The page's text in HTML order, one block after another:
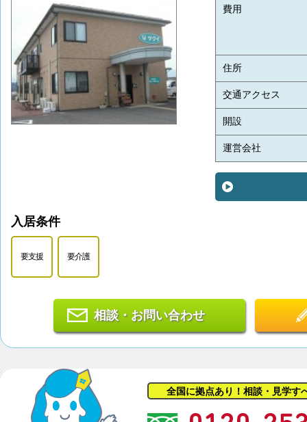
費用
住所
交通アクセス
開設
運営会社
入居条件
要支援 要介護
相談・お問い合わせ
全国に拠点あり！相談・見学す